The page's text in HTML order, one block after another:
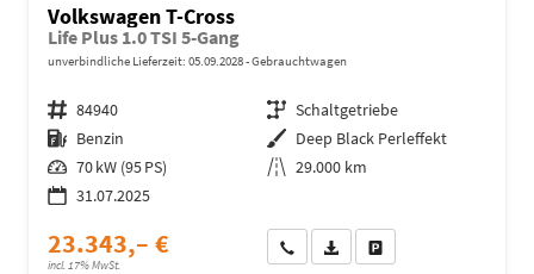
Volkswagen T-Cross
Life Plus 1.0 TSI 5-Gang
unverbindliche Lieferzeit: 05.09.2028 Gebrauchtwagen
Fahrzeugnr. 84940 Getriebe Schaltgetriebe
Kraftstoff Benzin Außenfarbe Deep Black Perleffekt
Leistung 70 kW (95 PS) Kilometerstand 29.000 km
31.07.2025
23.343,– €
incl. 17% MwSt.
Wir rufen Sie anFahrzeugexposé (PDF)